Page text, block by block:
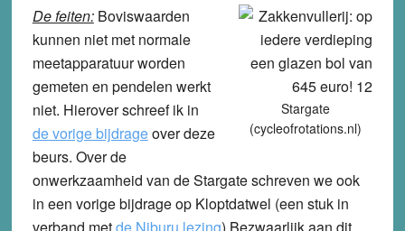
Stargate
(cycleofrotations.nl)
De feiten:Boviswaarden
kunnen niet met normale
meetapparatuur worden
gemeten en pendelen werkt
niet. Hierover schreef ik in
de vorige bijdrageover deze
beurs. Over de
onwerkzaamheid van de Stargate schreven we ook
in een vorige bijdrage op Kloptdatwel (een stuk in